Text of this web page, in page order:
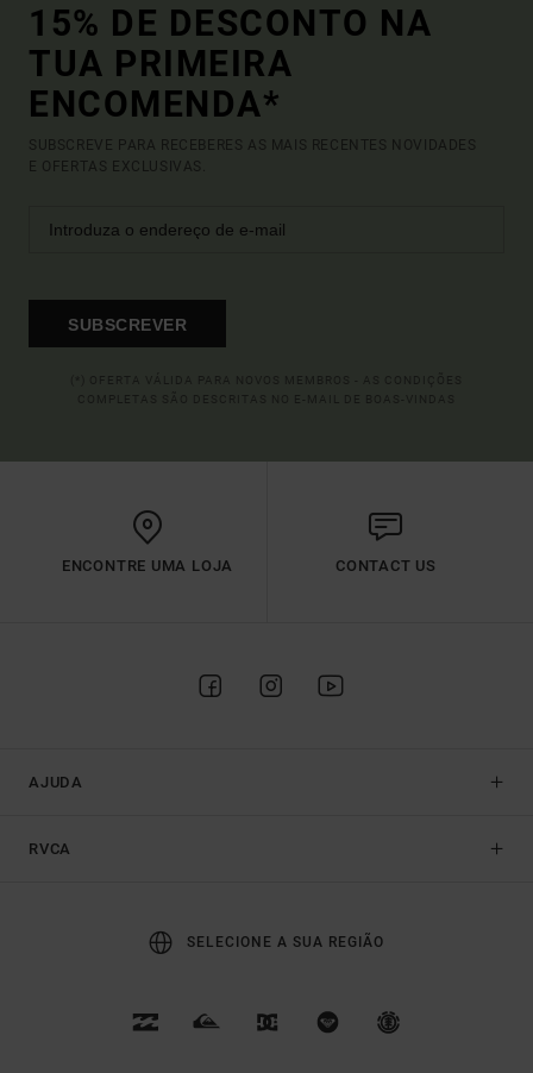
15% DE DESCONTO NA
TUA PRIMEIRA
ENCOMENDA*
SUBSCREVE PARA RECEBERES AS MAIS RECENTES NOVIDADES
E OFERTAS EXCLUSIVAS.
SUBSCREVER
ENCONTRE UMA LOJA CONTACT US
AJUDA
RVCA
SELECIONE A SUA REGIÃO